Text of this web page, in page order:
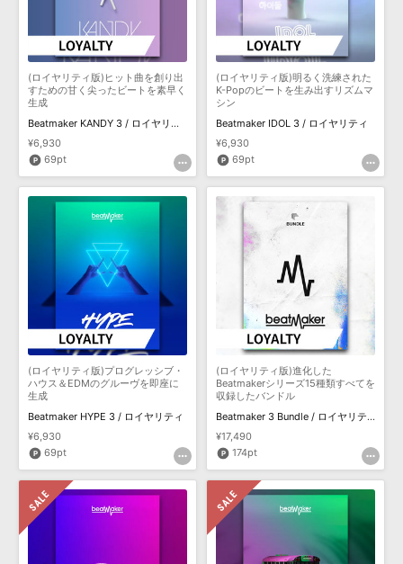
(ロイヤリティ版)ヒット曲を創り出
すための甘く尖ったビートを素早く
生成
Beatmaker KANDY 3 / ロイヤリティ
¥6,930
69pt
(ロイヤリティ版)明るく洗練された
K-Popのビートを生み出すリズムマ
シン
Beatmaker IDOL 3 / ロイヤリティ
¥6,930
69pt
(ロイヤリティ版)プログレッシブ・
ハウス＆EDMのグルーヴを即座に
生成
Beatmaker HYPE 3 / ロイヤリティ
¥6,930
69pt
(ロイヤリティ版)進化した
Beatmakerシリーズ15種類すべてを
収録したバンドル
Beatmaker 3 Bundle / ロイヤリティ
¥17,490
174pt